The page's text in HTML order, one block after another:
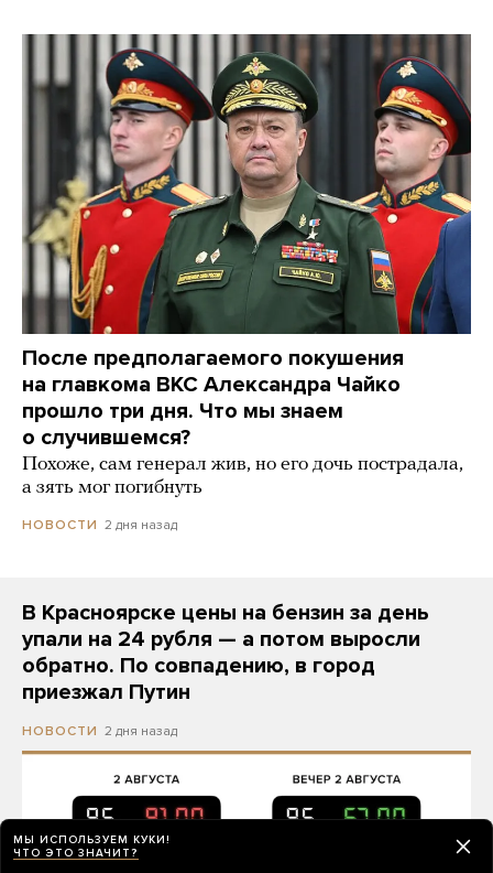
После предполагаемого покушения
на главкома ВКС Александра Чайко
прошло три дня. Что мы знаем
о случившемся?
Похоже, сам генерал жив, но его дочь пострадала,
а зять мог погибнуть
НОВОСТИ 2 дня назад
В Красноярске цены на бензин за день
упали на 24 рубля — а потом выросли
обратно. По совпадению, в город
приезжал Путин
НОВОСТИ 2 дня назад
МЫ ИСПОЛЬЗУЕМ КУКИ!
ЧТО ЭТО ЗНАЧИТ?